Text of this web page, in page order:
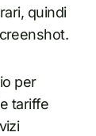
quindi
per
tariffe